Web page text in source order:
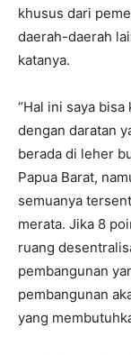
khusus dari
daerah-daerah
katanya.
“Hal ini saya bisa
dengan daratan
berada di leher
Papua Barat,
semuanya
merata. Jika 8
ruang
pembangunan
pembangunan
yang